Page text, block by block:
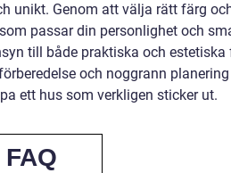
unikt. Genom att välja rätt färg
passar din personlighet och
till både praktiska och estetiska
och noggrann
ett hus som verkligen sticker ut.
FAQ